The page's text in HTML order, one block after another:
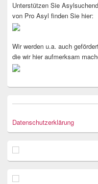
Unterstützen Sie
von Pro Asyl finden Sie hier:
Wir werden u.a. auch
die wir hier aufmerksam
Datenschutzerklärung